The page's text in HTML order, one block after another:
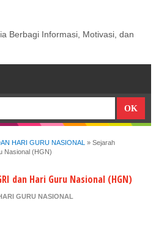
Berbagi Informasi, Motivasi, dan
HARI GURU NASIONAL » Sejarah
Nasional (HGN)
dan Hari Guru Nasional (HGN)
GURU NASIONAL